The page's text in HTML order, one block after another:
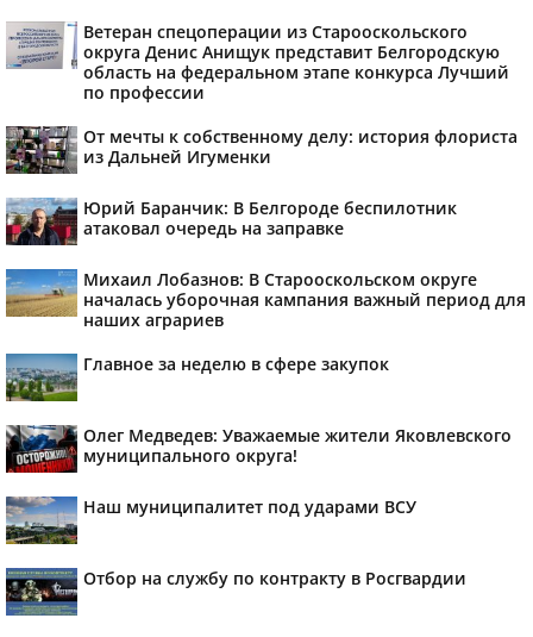
Ветеран спецоперации из Старооскольского
округа Денис Анищук представит Белгородскую
область на федеральном этапе конкурса Лучший
по профессии
От мечты к собственному делу: история флориста
из Дальней Игуменки
Юрий Баранчик: В Белгороде беспилотник
атаковал очередь на заправке
Михаил Лобазнов: В Старооскольском округе
началась уборочная кампания важный период для
наших аграриев
Главное за неделю в сфере закупок
Олег Медведев: Уважаемые жители Яковлевского
муниципального округа!
Наш муниципалитет под ударами ВСУ
Отбор на службу по контракту в Росгвардии